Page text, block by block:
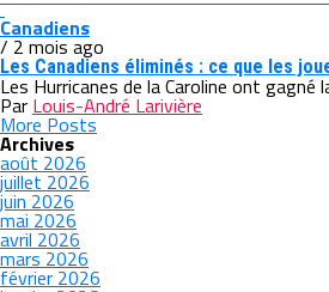
Canadiens
/ 2 mois ago
Les Canadiens éliminés : ce que les
Les Hurricanes de la Caroline ont gagné
Par Louis-André Larivière
More Posts
Archives
août 2026
juillet 2026
juin 2026
mai 2026
avril 2026
mars 2026
février 2026